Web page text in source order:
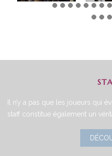
Il n’y a pas que les joueurs qui
staff constitue également un